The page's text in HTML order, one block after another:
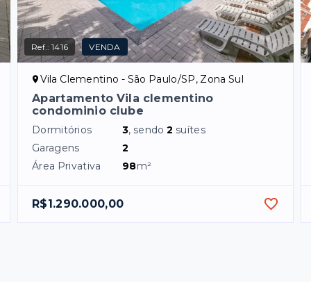
Ref.:1416 VENDA
Vila Clementino - São Paulo/SP, Zona Sul
Apartamento Vila clementino
condominio clube
Dormitórios 3, sendo2 suítes
Garagens
2
Área Privativa
98m²
R$1.290.000,00